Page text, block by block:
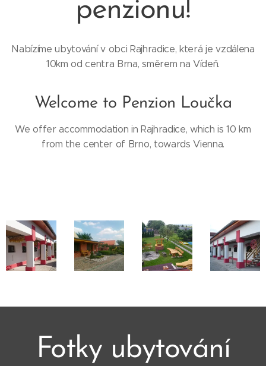
penzionu!
Nabízíme ubytování v obci Rajhradice, která je vzdálena
10km od centra Brna, směrem na Vídeň.
Welcome to Penzion Loučka
We offer accommodation in Rajhradice, which is 10 km
from the center of Brno, towards Vienna.
Fotky ubytování